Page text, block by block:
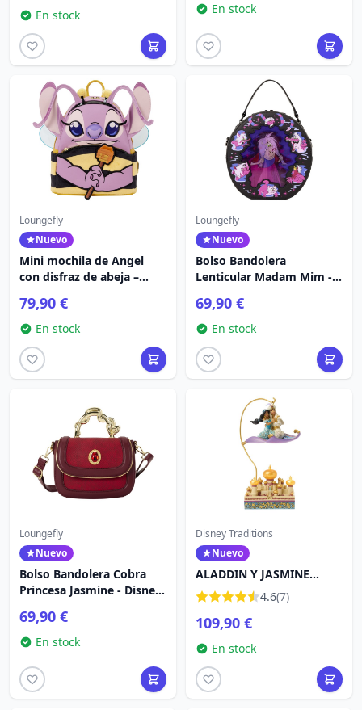
En stock En stock
Loungefly
Nuevo
Mini mochila de Angel
con disfraz de abeja –
Stitch
79,90 €
En stock
Loungefly
Nuevo
Bolso Bandolera
Lenticular Madam Mim -
el Encantador
69,90 €
En stock
Loungefly
Nuevo
Bolso Bandolera Cobra
Princesa Jasmine - Disney
69,90 €
En stock
Disney Traditions
Nuevo
ALADDIN Y JASMINE
VOLANDO SOBRE
AGRABAH - DISNEY
TRADITIONS
4.6(7)
109,90 €
En stock